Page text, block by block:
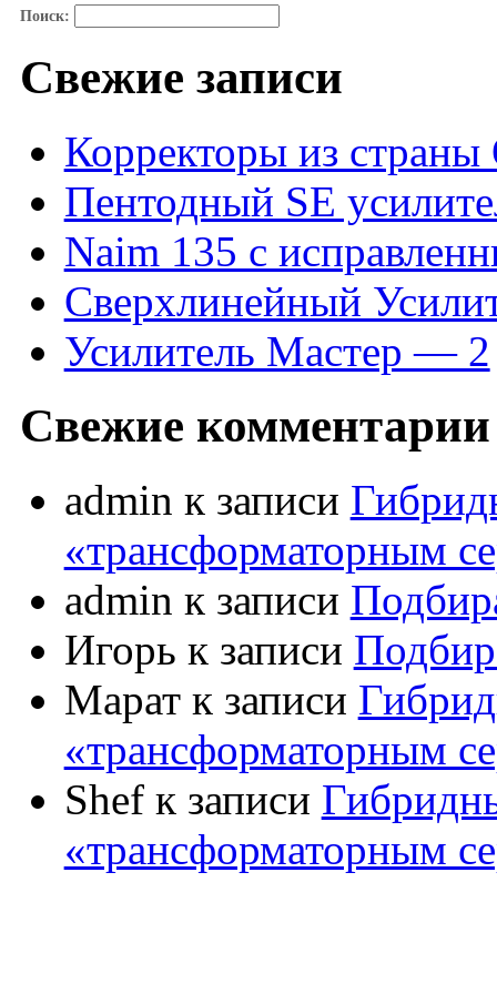
ПРЕДВАРИТЕЛЬНЫЕ
УСИЛИТЕЛИ
Поиск:
Свежие записи
Корректоры из
Пентодный SE
Naim 135 с
Сверхлинейный
Усилитель Мастер — 2
Свежие комментарии
admin к записи
«трансформаторным
admin к записи
Игорь к записи
Маратк записи
«трансформаторным
Shefк записи
«трансформаторным